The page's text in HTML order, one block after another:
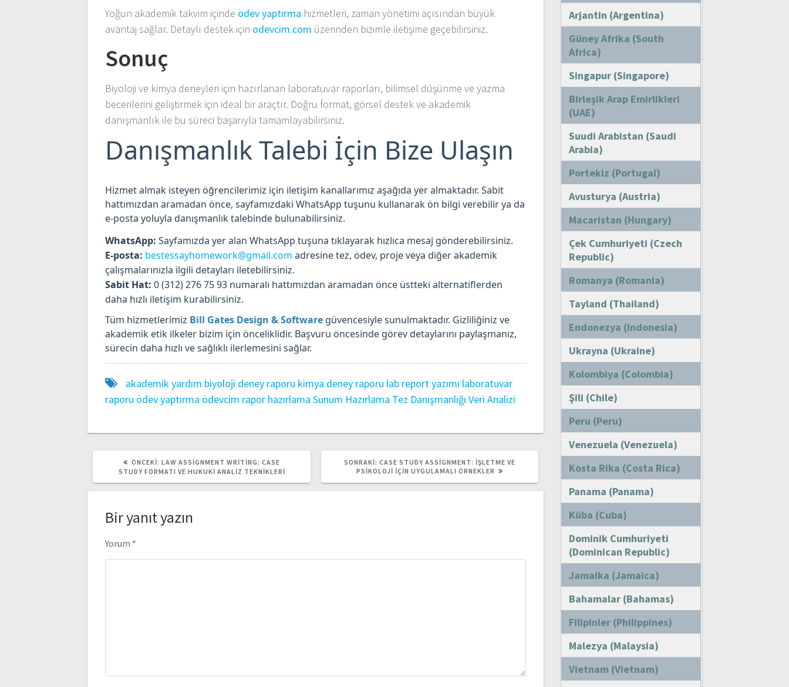
Yoğun akademik takvim içinde ödev yaptırma hizmetleri, zaman yönetimi açısından büyük
avantaj sağlar. Detaylı destek için odevcim.com üzerinden bizimle iletişime geçebilirsiniz.
Sonuç
Biyoloji ve kimya deneyleri için hazırlanan laboratuvar raporları, bilimsel düşünme ve yazma
becerilerini geliştirmek için ideal bir araçtır. Doğru format, görsel destek ve akademik
danışmanlık ile bu süreci başarıyla tamamlayabilirsiniz.
Danışmanlık Talebi İçin Bize Ulaşın
Hizmet almak isteyen öğrencilerimiz için iletişim kanallarımız aşağıda yer almaktadır. Sabit
hattımızdan aramadan önce, sayfamızdaki WhatsApp tuşunu kullanarak ön bilgi verebilir ya da
e-posta yoluyla danışmanlık talebinde bulunabilirsiniz.
WhatsApp: Sayfamızda yer alan WhatsApp tuşuna tıklayarak hızlıca mesaj gönderebilirsiniz.
E-posta: bestessayhomework@gmail.com adresine tez, ödev, proje veya diğer akademik
çalışmalarınızla ilgili detayları iletebilirsiniz.
Sabit Hat: 0 (312) 276 75 93 numaralı hattımızdan aramadan önce üstteki alternatiflerden
daha hızlı iletişim kurabilirsiniz.
Tüm hizmetlerimiz Bill Gates Design & Software güvencesiyle sunulmaktadır. Gizliliğiniz ve
akademik etik ilkeler bizim için önceliklidir. Başvuru öncesinde görev detaylarını paylaşmanız,
sürecin daha hızlı ve sağlıklı ilerlemesini sağlar.
akademik yardım biyoloji deney raporu kimya deney raporu lab report yazımı laboratuvar
raporu ödev yaptırma ödevcim rapor hazırlama Sunum Hazırlama Tez Danışmanlığı Veri Analizi
ÖNCEKI: ÖNCEKI
YAZI:
LAW ASSIGNMENT WRITING: CASE
STUDY FORMATI VE HUKUKI ANALIZ TEKNIKLERI
SONRAKI: SONRAKI
YAZI:
CASE STUDY ASSIGNMENT: İŞLETME VE
PSIKOLOJI İÇIN UYGULAMALI ÖRNEKLER
Bir yanıt yazın
Yorum *
Arjantin (Argentina)
Güney Afrika (South
Africa)
Singapur (Singapore)
Birleşik Arap Emirlikleri
(UAE)
Suudi Arabistan (Saudi
Arabia)
Portekiz (Portugal)
Avusturya (Austria)
Macaristan (Hungary)
Çek Cumhuriyeti (Czech
Republic)
Romanya (Romania)
Tayland (Thailand)
Endonezya (Indonesia)
Ukrayna (Ukraine)
Kolombiya (Colombia)
Şili (Chile)
Peru (Peru)
Venezuela (Venezuela)
Kosta Rika (Costa Rica)
Panama (Panama)
Küba (Cuba)
Dominik Cumhuriyeti
(Dominican Republic)
Jamaika (Jamaica)
Bahamalar (Bahamas)
Filipinler (Philippines)
Malezya (Malaysia)
Vietnam (Vietnam)